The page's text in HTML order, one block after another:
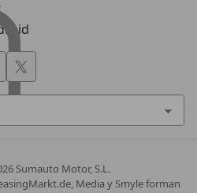
Sumauto Motor, S.L.
Media y Smyle forman